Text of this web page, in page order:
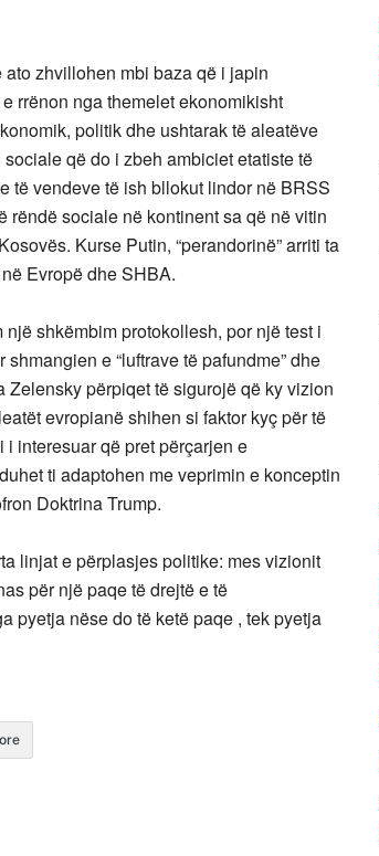
zhvillohen mbi baza që i japin
rrënon nga themelet ekonomikisht
politik dhe ushtarak të aleatëve
që do i zbeh ambiciet etatiste të
të vendeve të ish bllokut lindor në BRSS
rëndë sociale në kontinent sa që në vitin
Kurse Putin, “perandorinë” arriti ta
Evropë dhe SHBA.
shkëmbim protokollesh, por një test i
e “luftrave të pafundme” dhe
përpiqet të sigurojë që ky vizion
evropianë shihen si faktor kyç për të
interesuar që pret përçarjen e
ti adaptohen me veprimin e konceptin
Doktrina Trump.
linjat e përplasjes politike: mes vizionit
për një paqe të drejtë e të
pyetja nëse do të ketë paqe , tek pyetja